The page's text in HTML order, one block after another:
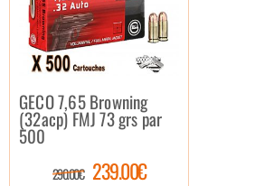
GECO 7,65 Browning
(32acp) FMJ 73 grs par
500
290.00€ 239.00€